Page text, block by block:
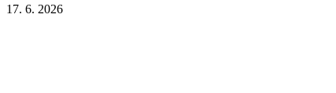
17. 6. 2026